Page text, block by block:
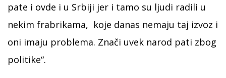
pate i ovde i u Srbiji jer i tamo su ljudi radili u
nekim frabrikama, koje danas nemaju taj izvoz i
oni imaju problema. Znači uvek narod pati zbog
politike“.